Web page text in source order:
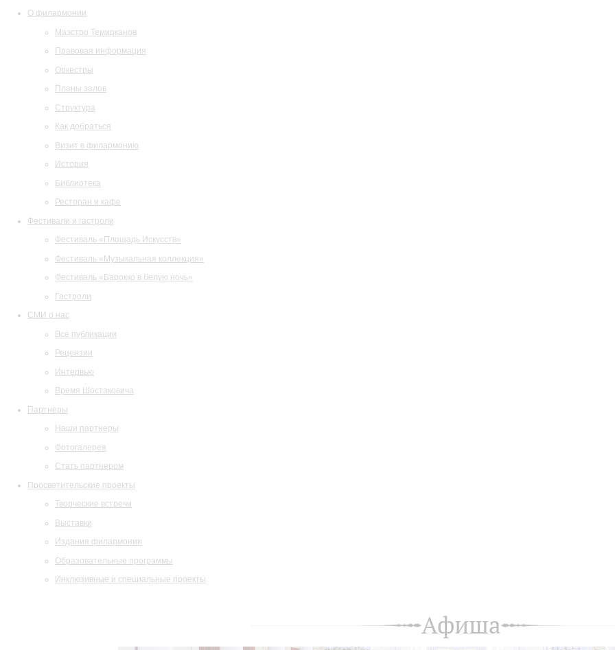
О филармонии
Маэстро Темирканов
Правовая информация
Оркестры
Планы залов
Структура
Как добраться
Визит в филармонию
История
Библиотека
Ресторан и кафе
Фестивали и гастроли
Фестиваль «Площадь Искусств»
Фестиваль «Музыкальная коллекция»
Фестиваль «Барокко в белую ночь»
Гастроли
СМИ о нас
Все публикации
Рецензии
Интервью
Время Шостаковича
Партнеры
Наши партнеры
Фотогалерея
Стать партнером
Просветительские проекты
Творческие встречи
Выставки
Издания филармонии
Образовательные программы
Инклюзивные и специальные проекты
Афиша